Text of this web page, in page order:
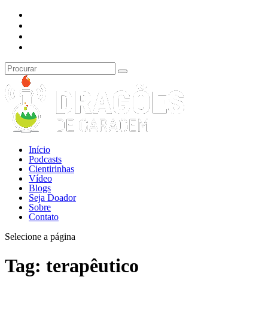
Início
Podcasts
Cientirinhas
Vídeo
Blogs
Seja Doador
Sobre
Contato
Selecione a página
Tag: terapêutico